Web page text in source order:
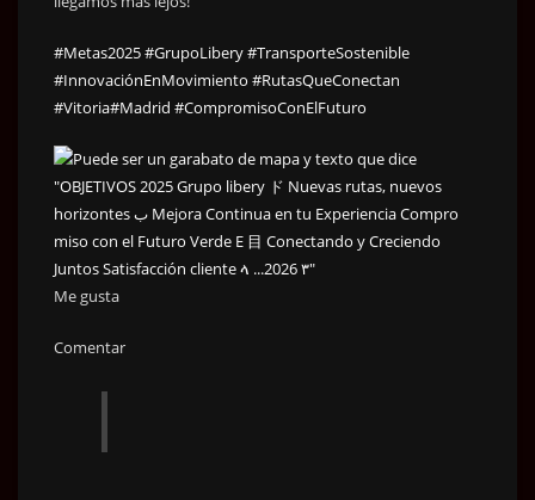
#Metas2025#GrupoLibery#TransporteSostenible
#InnovaciónEnMovimiento #RutasQueConectan
#Vitoria#Madrid #CompromisoConElFuturo
Me gusta
Comentar